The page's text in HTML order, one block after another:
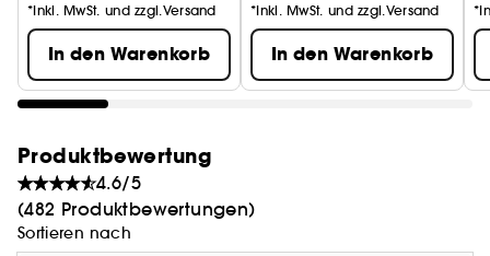
*Inkl. MwSt. und zzgl.Versand
In den Warenkorb
*Inkl. MwSt. und zzgl.Versand
In den Warenkorb
Produktbewertung
4.6/5
(482 Produktbewertungen)
Sortieren nach